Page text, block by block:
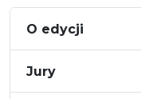
O edycji
Jury